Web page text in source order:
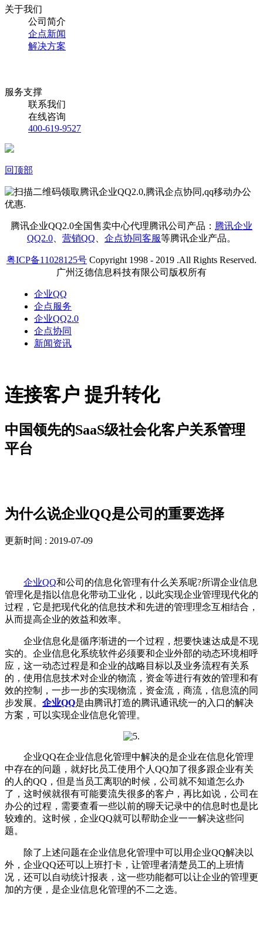
关于我们
公司简介
企点新闻
解决方案
服务支撑
联系我们
在线咨询
400-619-9527
回顶部
腾讯企业QQ2.0全国售卖中心代理腾讯公司产品： 腾讯企业
QQ2.0
营销QQ 企点协同客服等腾讯企业产品。
粤ICP备11028125号 Copyright 1998 - 2019 .All Rights Reserved.
广州泛德信息科技有限公司版权所有
企业QQ
企点服务
企业QQ2.0
企点协同
新闻资讯
连接客户 提升转化
中国领先的SaaS级社会化客户关系管理
平台
为什么说企业QQ是公司的重要选择
更新时间 : 2019-07-09
企业QQ和公司的信息化管理有什么关系呢?所谓企业信息
管理化是指以信息化带动工业化，以此实现企业管理现代化的
过程，它是把现代化的信息技术和先进的管理理念互相结合，
从而提高企业的效益和效率。
企业信息化是循序渐进的一个过程，想要快速达成是不现
实的。企业信息化系统软件必须要和企业外部的动态环境相呼
应，这一动态过程是和企业的战略目标以及业务流程有关系
的，使用信息技术对企业的物流，资金等进行有效的管理和有
效的控制，一步一步的实现物流，资金流，商流，信息流的同
步发展。 企业QQ是由腾讯打造的腾讯通讯统一的入口的解决
方案，可以实现企业信息化管理。
企业QQ在企业信息化管理中解决的是企业在信息化管理
中存在的问题，就好比员工使用个人QQ加了很多跟企业有关
的人的QQ，但是当员工离职的时候，公司就不知道怎么办
了，这时候就很有可能要流失很多的客户，再比如说，公司在
办公的过程，需要查看一些以前的聊天记录中的信息时也是比
较难的。这时候，企业QQ就可以帮助企业一一解决这些问
题。
除了上述问题在企业信息化管理中可以用企业QQ解决以
外，企业QQ还可以上班打卡，让管理者清楚员工的上班情
况，还可以自动统计报表，这一些功能都可以让企业的管理更
加的方便，是企业信息化管理的不二之选。